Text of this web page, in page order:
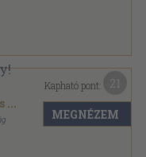
...
Kapható pont:
MEGNÉZEM